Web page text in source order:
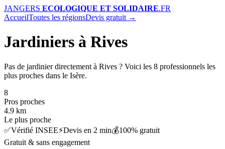
JANGERS ECOLOGIQUE ET SOLIDAIRE.FR
AccueilToutes les régionsDevis gratuit →
Jardiniers à Rives
Pas de jardinier directement à Rives ? Voici les 8 professionnels les
plus proches dans le Isère.
8
Pros proches
4.9 km
Le plus proche
✅Vérifié INSEE⚡Devis en 2 min💰100% gratuit
Gratuit & sans engagement